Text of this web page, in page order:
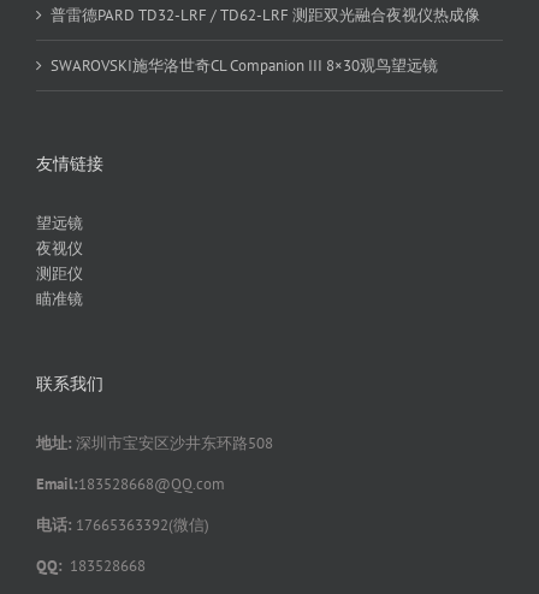
普雷德PARD TD32-LRF / TD62-LRF 测距双光融合夜视仪热成像
SWAROVSKI施华洛世奇CL Companion III 8×30观鸟望远镜
友情链接
望远镜
夜视仪
测距仪
瞄准镜
联系我们
地址: 深圳市宝安区沙井东环路508
Email:183528668@QQ.com
电话: 17665363392(微信)
QQ: 183528668